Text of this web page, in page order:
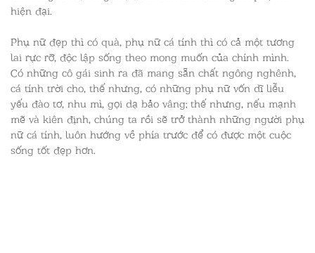
hiện đại.
Phụ nữ đẹp thì có quà, phụ nữ cá tính thì có cả một tương
lai rực rỡ, độc lập sống theo mong muốn của chính mình.
Có những cô gái sinh ra đã mang sẵn chất ngông nghênh,
cá tính trời cho, thế nhưng, có những phụ nữ vốn dĩ liễu
yếu đào tơ, nhu mì, gọi dạ bảo vâng; thế nhưng, nếu mạnh
mẽ và kiên định, chúng ta rồi sẽ trở thành những người phụ
nữ cá tính, luôn hướng về phía trước để có được một cuộc
sống tốt đẹp hơn.